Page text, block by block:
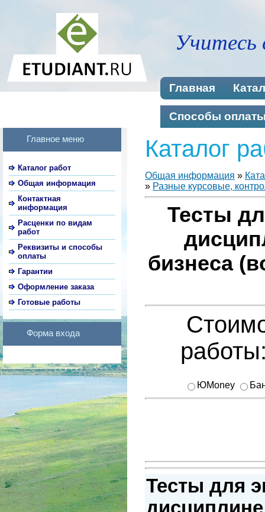
Учитесь
Главная
Способы
Главное меню
Каталог работ
Общая информация
Контактная
информация
Расценки по видам
работ
Реквизиты и способы
оплаты
Гарантии
Оформление заказа
Готовые работы
Форма входа
Каталог
Общая информация »
» Разные курсовые,
Тесты
бизнеса
ЮMoney
Тесты для